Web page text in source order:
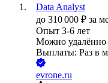
Data Analyst
до 310 000 ₽ за
Опыт 3-6 лет
Можно удалённо
Выплаты: Раз в
evrone.ru